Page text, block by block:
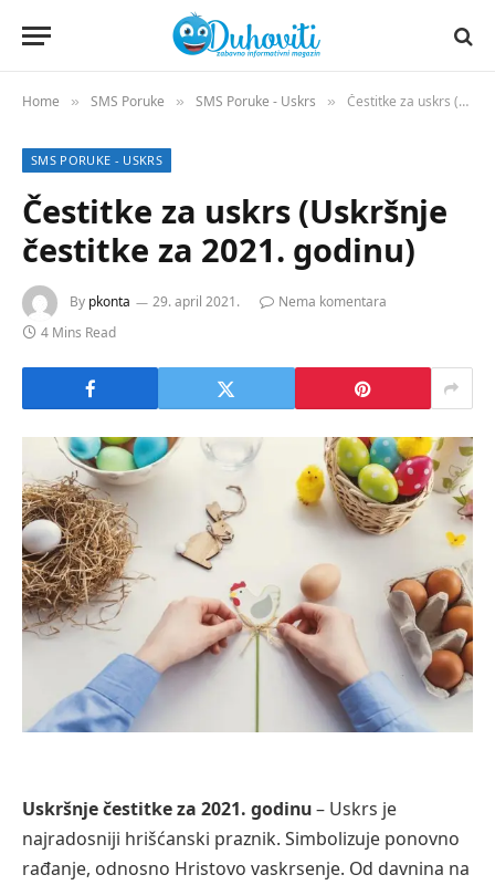
Home » SMS Poruke » SMS Poruke - Uskrs » Čestitke za uskrs (Uskršnje čestitke za 2021. godinu)
SMS PORUKE - USKRS
Čestitke za uskrs (Uskršnje
čestitke za 2021. godinu)
By pkonta 29. april 2021.
Nema komentara
4 Mins Read
Uskršnje čestitke za 2021. godinu– Uskrs je
najradosniji hrišćanski praznik. Simbolizuje ponovno
rađanje, odnosno Hristovo vaskrsenje. Od davnina na